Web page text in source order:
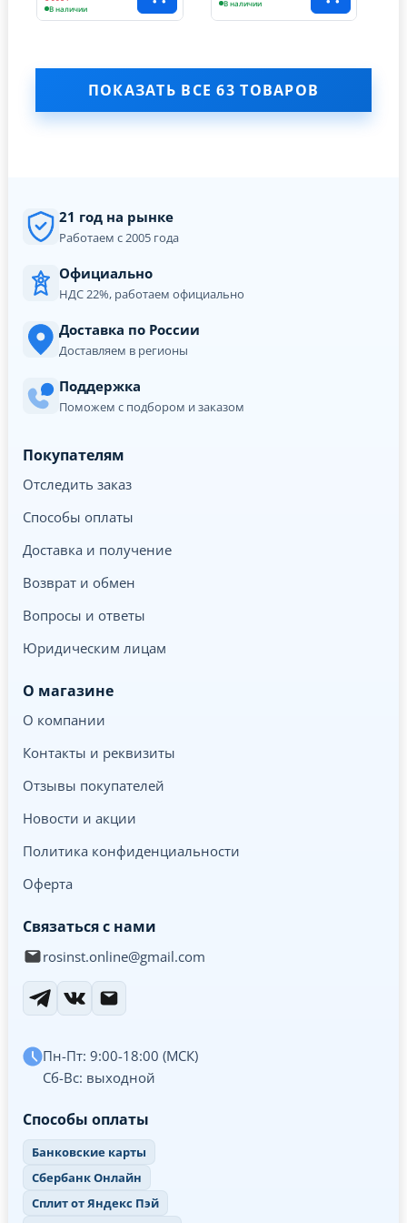
В наличии
В наличии
ПОКАЗАТЬ ВСЕ 63 ТОВАРОВ
21 год на рынке
Работаем с 2005 года
Официально
НДС 22%, работаем официально
Доставка по России
Доставляем в регионы
Поддержка
Поможем с подбором и заказом
Покупателям
Отследить заказ
Способы оплаты
Доставка и получение
Возврат и обмен
Вопросы и ответы
Юридическим лицам
О магазине
О компании
Контакты и реквизиты
Отзывы покупателей
Новости и акции
Политика конфиденциальности
Оферта
Связаться с нами
rosinst.online@gmail.com
Пн-Пт: 9:00-18:00 (МСК)
Сб-Вс: выходной
Способы оплаты
Банковские карты
Сбербанк Онлайн
Сплит от Яндекс Пэй